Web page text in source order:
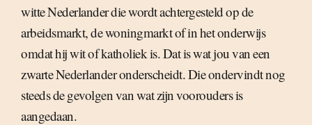
witte Nederlander die wordt achtergesteld op de
arbeidsmarkt, de woningmarkt of in het onderwijs
omdat hij wit of katholiek is. Dat is wat jou van een
zwarte Nederlander onderscheidt. Die ondervindt nog
steeds de gevolgen van wat zijn voorouders is
aangedaan.